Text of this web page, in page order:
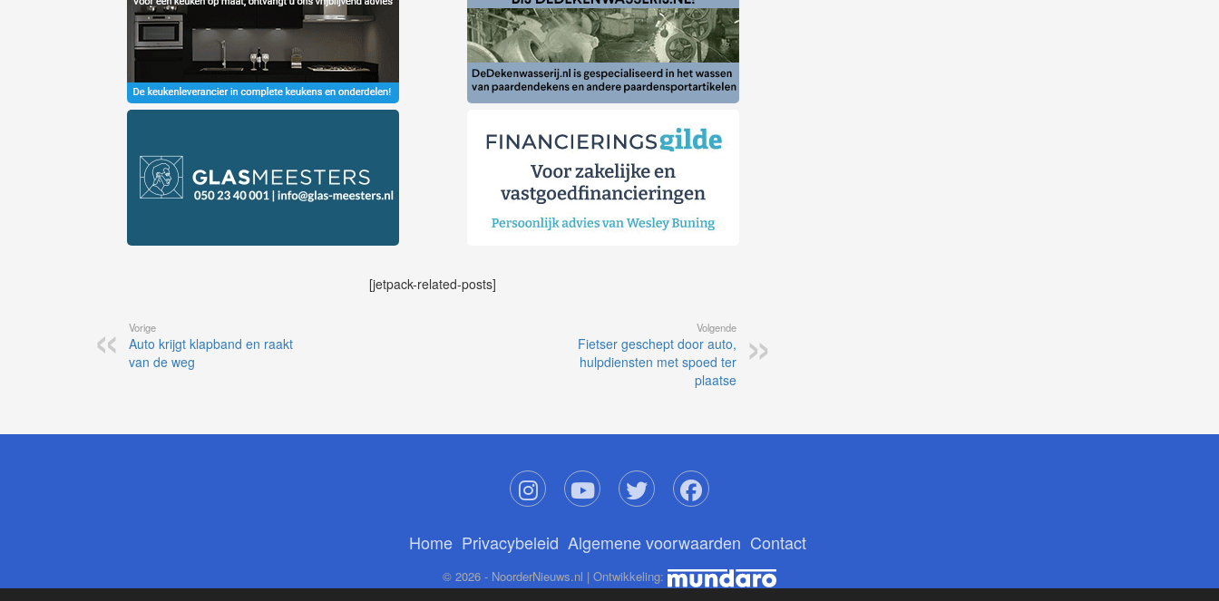
[jetpack-related-posts]
Vorige
Auto krijgt klapband en raakt
van de weg
Volgende
Fietser geschept door auto,
hulpdiensten met spoed ter
plaatse
Home Privacybeleid Algemene voorwaarden Contact
© 2026 - NoorderNieuws.nl | Ontwikkeling: